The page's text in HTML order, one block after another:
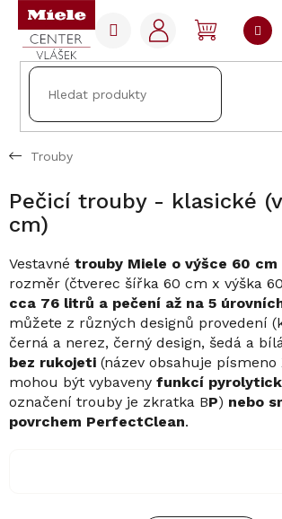
Přejít
obsah
NÁKUPNÍ
KOŠÍK
Trouby
Pečicí trouby - klasické
cm)
Vestavné trouby Miele o výšce 60 cm
rozměr (čtverec šířka 60 cm x výška
cca 76 litrů a pečení až na 5
můžete z různých designů provedení
černá a nerez, černý design, šedá a
bez rukojeti (název obsahuje písmeno
mohou být vybaveny funkcí
označení trouby je zkratka BP) nebo
povrchem PerfectClean.